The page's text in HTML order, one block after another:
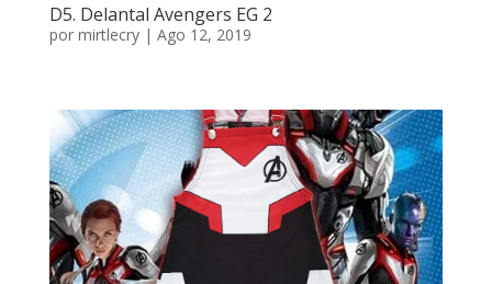
D5. Delantal Avengers EG 2
por mirtlecry| Ago 12, 2019